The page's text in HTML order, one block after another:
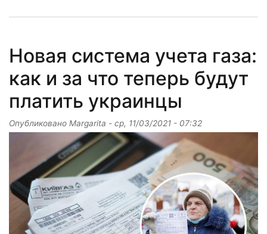
Новая система учета газа:
как и за что теперь будут
платить украинцы
Опубликовано Margarita - ср, 11/03/2021 - 07:32